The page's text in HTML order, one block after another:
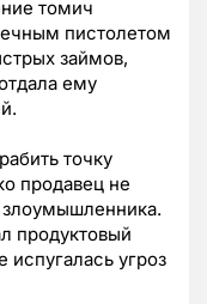
томич
пистолетом
займов,
ему
точку
продавец не
злоумышленника.
продуктовый
угроз